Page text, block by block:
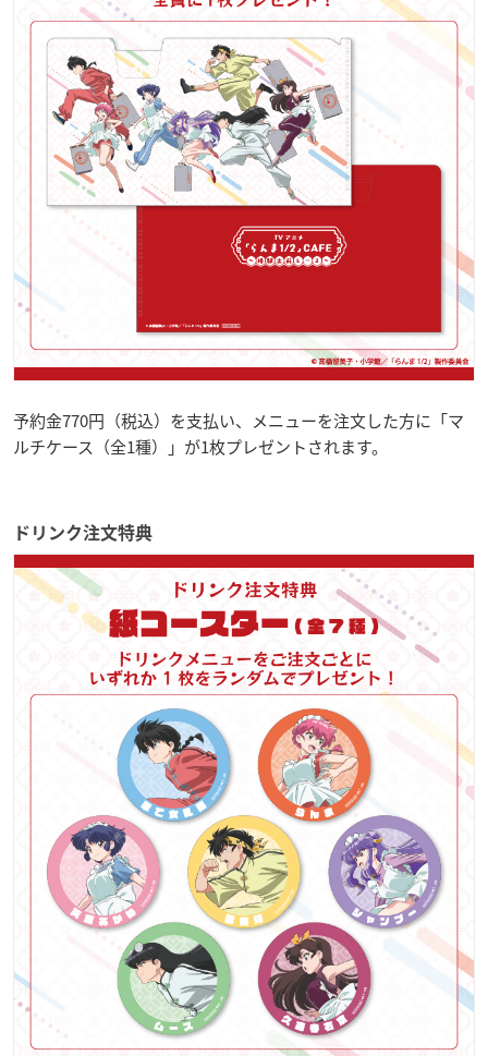
予約金770円（税込）を支払い、メニューを注文した方に「マ
ルチケース（全1種）」が1枚プレゼントされます。
ドリンク注文特典